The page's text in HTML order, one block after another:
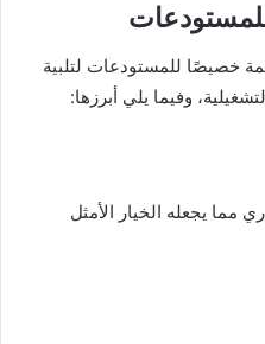
خصيصًا للمستودعات لتلبية
وفيما يلي أبرزها:
مما يجعله الخيار الأمثل